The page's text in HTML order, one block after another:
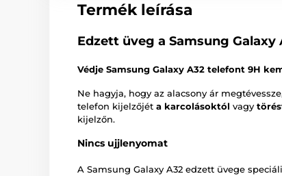
Termék leírása
Edzett üveg a Samsung Galaxy
Védje Samsung Galaxy A32 telefont 9H
Ne hagyja, hogy az alacsony ár
telefon kijelzőjét a karcolásoktól vagy
kijelzőn.
Nincs ujjlenyomat
A Samsung Galaxy A32 edzett üvege